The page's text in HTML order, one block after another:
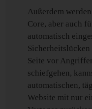
Außerdem
Core, aber auch
automatisch
Seite vor
schiefgehen,
automatischen,
Website mit nur